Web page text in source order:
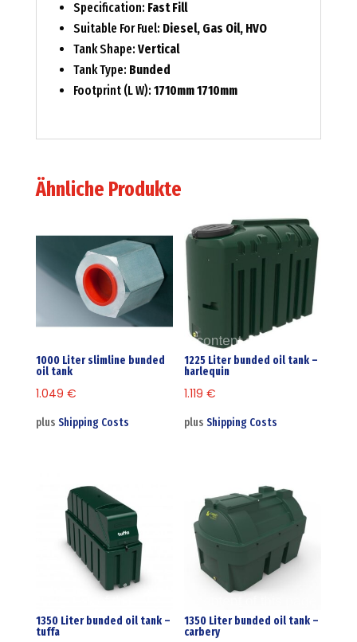
Specification: Fast Fill
Suitable For Fuel: Diesel, Gas Oil, HVO
Tank Shape: Vertical
Tank Type: Bunded
Footprint (L W): 1710mm 1710mm
Ähnliche Produkte
1000 Liter slimline bunded
oil tank
1.049 €
plus Shipping Costs
1225 Liter bunded oil tank –
harlequin
1.119€
plusShipping Costs
1350 Liter bunded oil tank –
tuffa
1350 Liter bunded oil tank –
carbery